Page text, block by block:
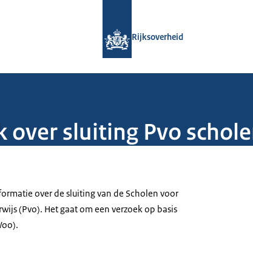
Rijksoverheid
over sluiting Pvo
over de sluiting van de Scholen voor
(Pvo). Het gaat om een verzoek op basis